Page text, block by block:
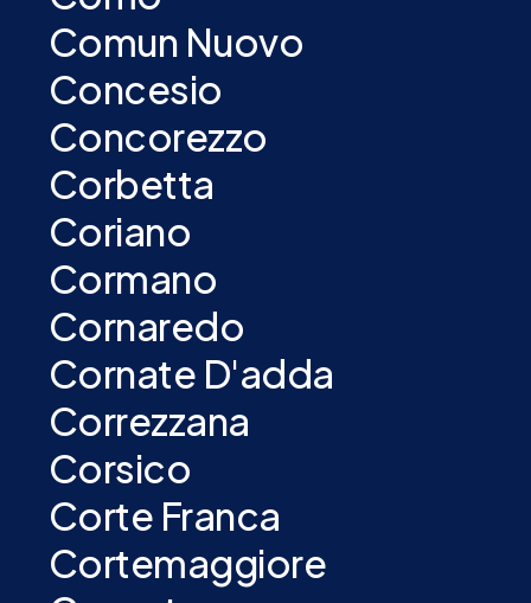
Comun Nuovo
Concesio
Concorezzo
Corbetta
Coriano
Cormano
Cornaredo
Cornate D'adda
Correzzana
Corsico
Corte Franca
Cortemaggiore